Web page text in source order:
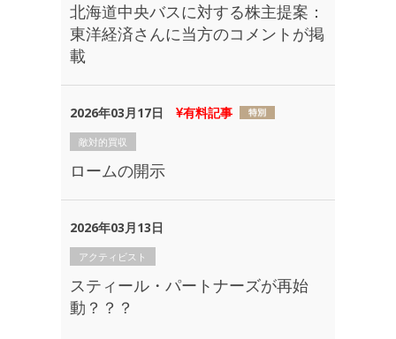
北海道中央バスに対する株主提案：
東洋経済さんに当方のコメントが掲
載
2026年03月17日 有料記事
敵対的買収
ロームの開示
2026年03月13日
アクティビスト
スティール・パートナーズが再始
動？？？